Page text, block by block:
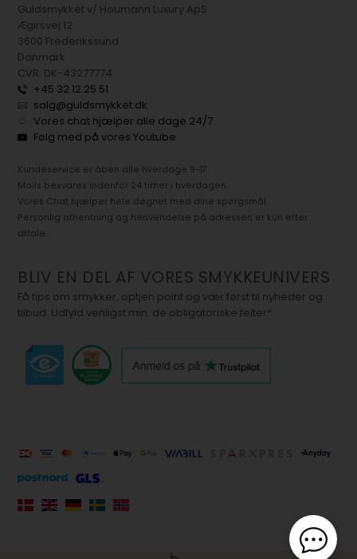
Guldsmykket v/ Houmann Luxury ApS
Ægirsvej 12
3600 Frederikssund
Danmark
CVR: DK-43277774
+45 32 12 25 51
salg@guldsmykket.dk
Vores chat hjælper alle dage 24/7
Følg med på vores Youtube
Kundeservice er åben alle hverdage 9-17.
Mails besvares indenfor 24 timer i hverdagen.
Vores Chat hjælper hele døgnet med dine spørgsmål.
Personlig afhentning og henvendelse på adressen er kun efter
aftale.
BLIV EN DEL AF VORES SMYKKEUNIVERS
Få tips om smykker, optjen point og vær først til nyheder og
tilbud. Udfyld venligst min. de obligatoriske felter*